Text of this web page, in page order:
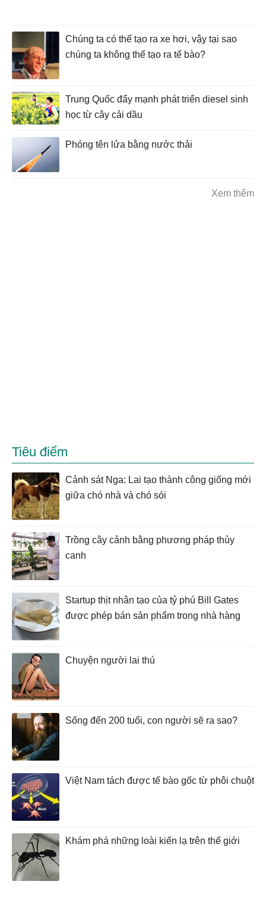
Chúng ta có thể tạo ra xe hơi, vậy tại sao
chúng ta không thể tạo ra tế bào?
Trung Quốc đẩy mạnh phát triển diesel sinh
học từ cây cải dầu
Phóng tên lửa bằng nước thải
Xem thêm
Tiêu điểm
Cảnh sát Nga: Lai tạo thành công giống mới
giữa chó nhà và chó sói
Trồng cây cảnh bằng phương pháp thủy
canh
Startup thịt nhân tạo của tỷ phú Bill Gates
được phép bán sản phẩm trong nhà hàng
Chuyện người lai thú
Sống đến 200 tuổi, con người sẽ ra sao?
Việt Nam tách được tế bào gốc từ phôi chuột
Khám phá những loài kiến lạ trên thế giới